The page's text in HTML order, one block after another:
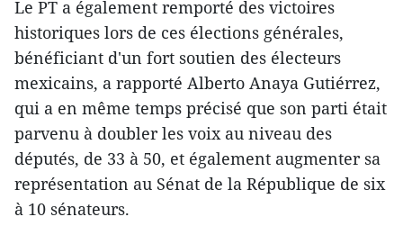
Le PT a également remporté des victoires
historiques lors de ces élections générales,
bénéficiant d'un fort soutien des électeurs
mexicains, a rapporté Alberto Anaya Gutiérrez,
qui a en même temps précisé que son parti était
parvenu à doubler les voix au niveau des
députés, de 33 à 50, et également augmenter sa
représentation au Sénat de la République de six
à 10 sénateurs.